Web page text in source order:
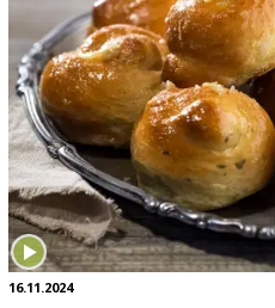
16.11.2024